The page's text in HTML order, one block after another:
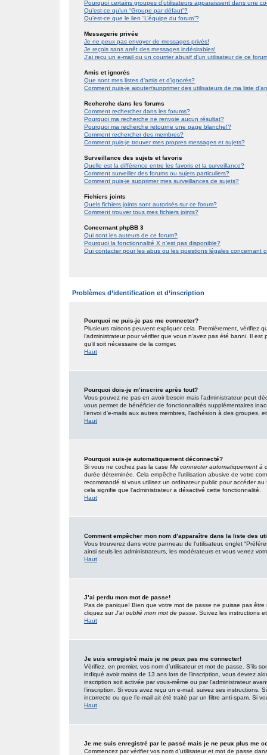
Pourquoi certains groupes d’utilisateurs apparaissent dans une
Qu’est-ce qu’un “Groupe par défaut”?
Qu’est-ce que le lien “L’équipe du forum”?
Messagerie privée
Je ne peux pas envoyer de messages privés!
Je reçois sans arrêt des messages indésirables!
J’ai reçu un e-mail ou un courrier abusif d’un utilisateur de ce
Amis et ignorés
Que sont mes listes d’amis et d’ignorés?
Comment puis-je ajouter/supprimer des utilisateurs de ma liste
Recherche dans les forums
Comment rechercher dans les forums?
Pourquoi ma recherche ne renvoie aucun résultat?
Pourquoi ma recherche retourne une page blanche!?
Comment rechercher des membres?
Comment puis-je trouver mes propres messages et sujets?
Surveillance des sujets et favoris
Quelle est la différence entre les favoris et la surveillance?
Comment surveiller des forums ou sujets particuliers?
Comment puis-je supprimer mes surveillances de sujets?
Fichiers joints
Quels fichiers joints sont autorisés sur ce forum?
Comment trouver tous mes fichiers joints?
Concernant phpBB 3
Qui sont les auteurs de ce forum?
Pourquoi la fonctionnalité X n’est pas disponible?
Qui contacter pour les abus ou les questions légales concernant
Problèmes d’identification et d’inscription
Pourquoi ne puis-je pas me connecter?
Plusieurs raisons peuvent expliquer cela. Premièrement, vérifiez
l’administrateur pour vérifier que vous n’avez pas été banni. Il
qu’il soit nécessaire de la corriger.
Haut
Pourquoi dois-je m’inscrire après tout?
Vous pouvez ne pas en avoir besoin mais l’administrateur peut
vous permet de bénéficier de fonctionnalités supplémentaires
l’envoi d’e-mails aux autres membres, l’adhésion à des groupes,
Haut
Pourquoi suis-je automatiquement déconnecté?
Si vous ne cochez pas la case Me connecter automatiquement à
durée déterminée. Cela empêche l’utilisation abusive de votre
recommandé si vous utilisez un ordinateur public pour accéder
cela signifie que l’administrateur a désactivé cette fonctionnalité.
Haut
Comment empêcher mon nom d’apparaître dans la liste des
Vous trouverez dans votre panneau de l’utilisateur, onglet
ainsi seuls les administrateurs, les modérateurs et vous verrez
Haut
J’ai perdu mon mot de passe!
Pas de panique! Bien que votre mot de passe ne puisse pas
cliquez surJ’ai oublié mon mot de passe . Suivez les instructions
Haut
Je suis enregistré mais je ne peux pas me connecter!
Vérifiez, en premier, vos nom d’utilisateur et mot de passe. S’ils
indiqué avoir moins de 13 ans lors de l’inscription, vous devrez
inscription soit activée par vous-même ou par l’administrateur
l’inscription. Si vous avez reçu un e-mail, suivez ses instructions.
incorrecte ou que l’e-mail ait été traité par un filtre anti-spam. Si
Haut
Je me suis enregistré par le passé mais je ne peux plus me
Commencez par vérifier vos nom d’utilisateur et mot de passe